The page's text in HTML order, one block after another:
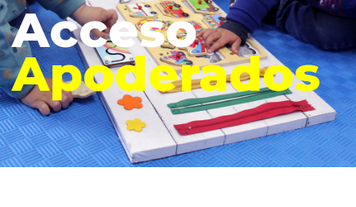
Acceso
Apoderados